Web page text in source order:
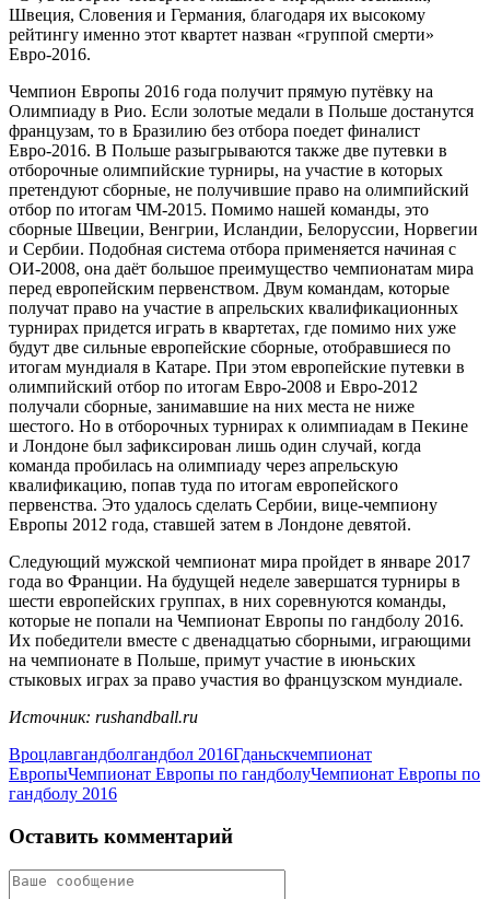
Швеция, Словения и Германия, благодаря их высокому
рейтингу именно этот квартет назван «группой смерти»
Евро-2016.
Чемпион Европы 2016 года получит прямую путёвку на
Олимпиаду в Рио. Если золотые медали в Польше достанутся
французам, то в Бразилию без отбора поедет финалист
Евро-2016. В Польше разыгрываются также две путевки в
отборочные олимпийские турниры, на участие в которых
претендуют сборные, не получившие право на олимпийский
отбор по итогам ЧМ-2015. Помимо нашей команды, это
сборные Швеции, Венгрии, Исландии, Белоруссии, Норвегии
и Сербии. Подобная система отбора применяется начиная с
ОИ-2008, она даёт большое преимущество чемпионатам мира
перед европейским первенством. Двум командам, которые
получат право на участие в апрельских квалификационных
турнирах придется играть в квартетах, где помимо них уже
будут две сильные европейские сборные, отобравшиеся по
итогам мундиаля в Катаре. При этом европейские путевки в
олимпийский отбор по итогам Евро-2008 и Евро-2012
получали сборные, занимавшие на них места не ниже
шестого. Но в отборочных турнирах к олимпиадам в Пекине
и Лондоне был зафиксирован лишь один случай, когда
команда пробилась на олимпиаду через апрельскую
квалификацию, попав туда по итогам европейского
первенства. Это удалось сделать Сербии, вице-чемпиону
Европы 2012 года, ставшей затем в Лондоне девятой.
Следующий мужской чемпионат мира пройдет в январе 2017
года во Франции. На будущей неделе завершатся турниры в
шести европейских группах, в них соревнуются команды,
которые не попали на Чемпионат Европы по гандболу 2016.
Их победители вместе с двенадцатью сборными, играющими
на чемпионате в Польше, примут участие в июньских
стыковых играх за право участия во французском мундиале.
Источник: rushandball.ru
Вроцлавгандболгандбол 2016Гданьскчемпионат
ЕвропыЧемпионат Европы по гандболуЧемпионат Европы по
гандболу 2016
Оставить комментарий